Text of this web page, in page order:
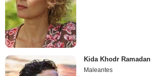
Kida Khodr Ramadan
Maleantes